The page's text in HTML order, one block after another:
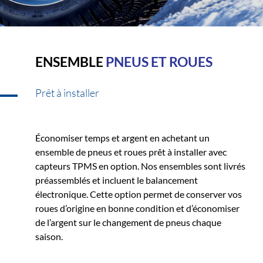
ENSEMBLEPNEUS ET ROUES
Prêt à installer
Économiser temps et argent en achetant un
ensemble de pneus et roues prêt à installer avec
capteurs TPMS en option. Nos ensembles sont livrés
préassemblés et incluent le balancement
électronique. Cette option permet de conserver vos
roues d’origine en bonne condition et d’économiser
de l’argent sur le changement de pneus chaque
saison.